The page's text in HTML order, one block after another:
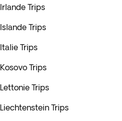
Irlande Trips
Islande Trips
Italie Trips
Kosovo Trips
Lettonie Trips
Liechtenstein Trips